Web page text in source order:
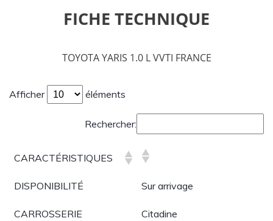
FICHE TECHNIQUE
TOYOTA YARIS 1.0 L VVTI FRANCE
Afficher éléments
Rechercher:
CARACTÉRISTIQUES
DISPONIBILITÉ Sur arrivage
CARROSSERIE Citadine